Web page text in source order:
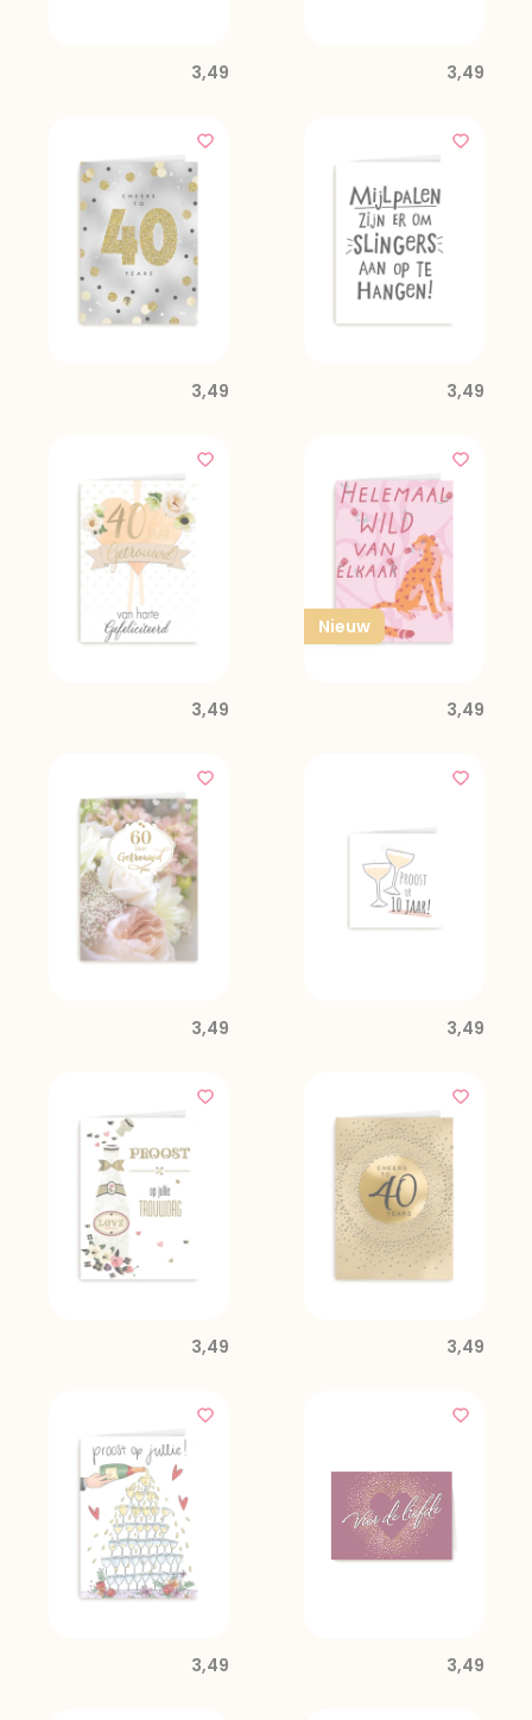
3,49 3,49
3,49 3,49
3,49
Nieuw
3,49
3,49 3,49
3,49 3,49
3,49 3,49